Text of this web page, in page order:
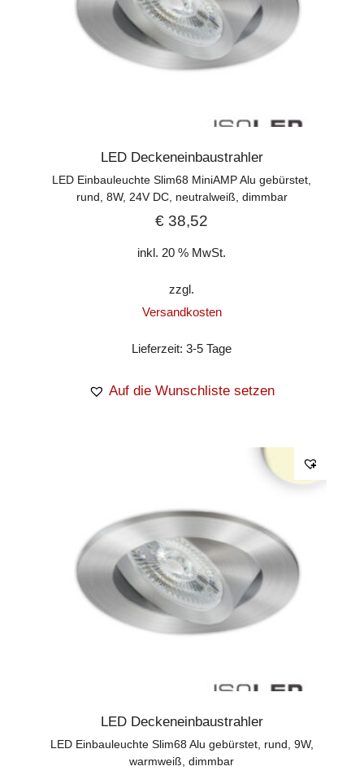
LED Deckeneinbaustrahler
LED Einbauleuchte Slim68 MiniAMP Alu gebürstet,
rund, 8W, 24V DC, neutralweiß, dimmbar
€ 38,52
inkl. 20 % MwSt.
zzgl.
Versandkosten
Lieferzeit:3-5 Tage
Auf die Wunschliste setzen
LED Deckeneinbaustrahler
LED Einbauleuchte Slim68 Alu gebürstet, rund, 9W,
warmweiß, dimmbar